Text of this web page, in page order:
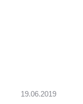
19.06.2019